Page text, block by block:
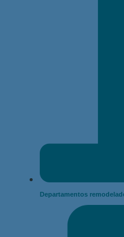
Departamentos